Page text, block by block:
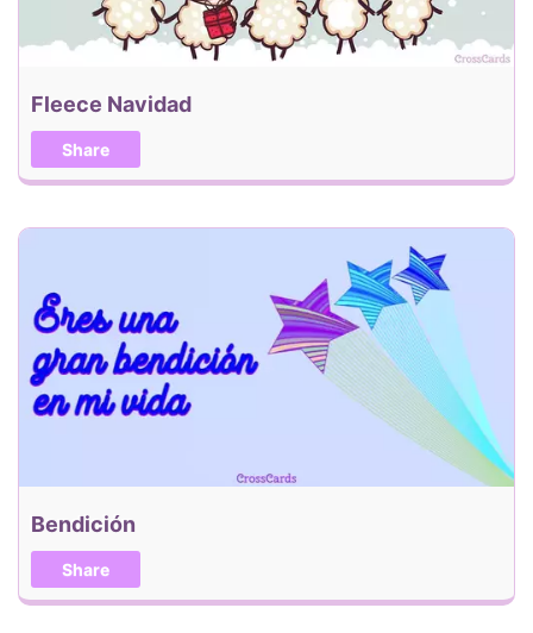
Fleece Navidad
Share
Bendición
Share